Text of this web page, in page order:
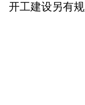
开工建设另有